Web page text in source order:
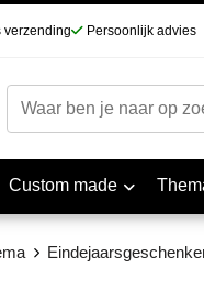
Persoonlijk advies
Custom made